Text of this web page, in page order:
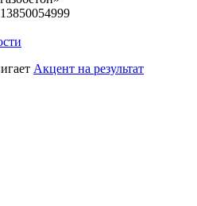
Акцент на результат